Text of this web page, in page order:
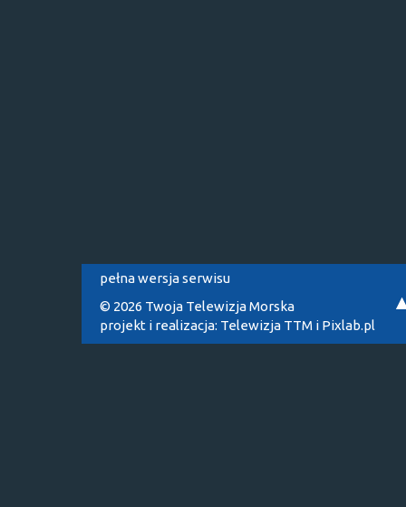
pełna wersja serwisu
© 2026 Twoja Telewizja Morska
projekt i realizacja: Telewizja TTM i Pixlab.pl